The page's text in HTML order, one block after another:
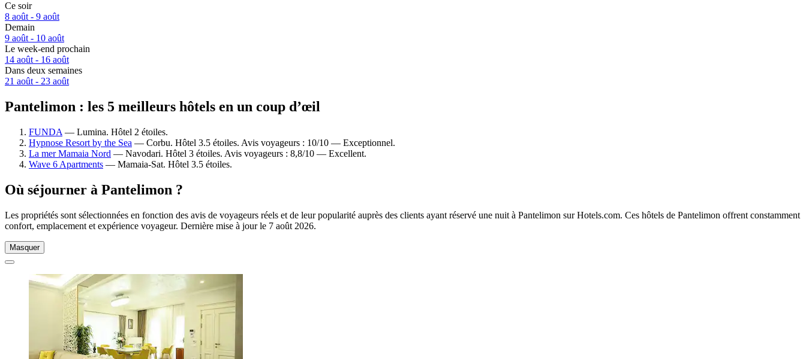
Ce soir
8 août - 9 août
Demain
9 août - 10 août
Le week-end prochain
14 août - 16 août
Dans deux semaines
21 août - 23 août
Pantelimon : les 5 meilleurs hôtels en un coup d’œil
FUNDA — Lumina. Hôtel 2 étoiles.
Hypnose Resort by the Sea — Corbu. Hôtel 3.5 étoiles. Avis voyageurs : 10/10 — Exceptionnel.
La mer Mamaia Nord — Navodari. Hôtel 3 étoiles. Avis voyageurs : 8,8/10 — Excellent.
Wave 6 Apartments — Mamaia-Sat. Hôtel 3.5 étoiles.
Où séjourner à Pantelimon ?
Les propriétés sont sélectionnées en fonction des avis de voyageurs réels et de leur popularité auprès des clients ayant réservé une nuit à Pantelimon sur Hotels.com. Ces hôtels de Pantelimon offrent constamment
confort, emplacement et expérience voyageur. Dernière mise à jour le 7 août 2026.
Masquer